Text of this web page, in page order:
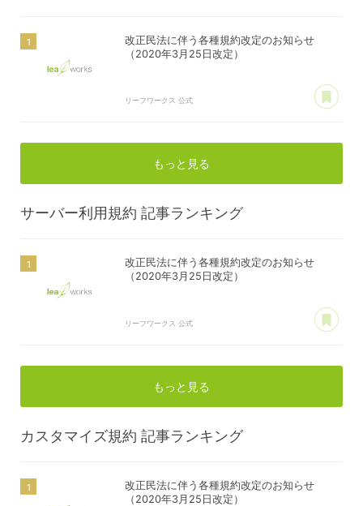
改正民法に伴う各種規約改定のお知らせ
（2020年3月25日改定）
リーフワークス 公式
もっと見る
サーバー利用規約 記事ランキング
改正民法に伴う各種規約改定のお知らせ
（2020年3月25日改定）
リーフワークス 公式
もっと見る
カスタマイズ規約 記事ランキング
改正民法に伴う各種規約改定のお知らせ
（2020年3月25日改定）